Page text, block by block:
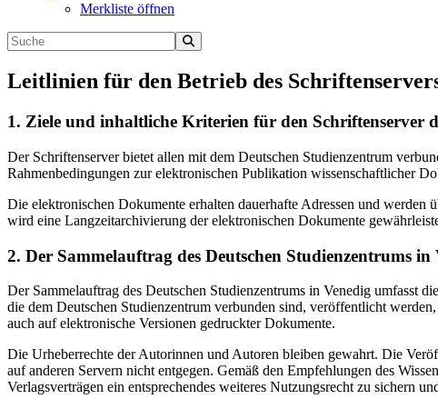
Merkliste öffnen
Leitlinien für den Betrieb des
1. Ziele und inhaltliche Kriterien für den Schriftenserver
Der Schriftenserver bietet allen mit dem Deutschen Studienzentrum
Rahmenbedingungen zur elektronischen Publikation wissenschaftlicher
Die elektronischen Dokumente erhalten dauerhafte Adressen und
wird eine Langzeitarchivierung der elektronischen Dokumente
2. Der Sammelauftrag des Deutschen Studienzentrums
Der Sammelauftrag des Deutschen Studienzentrums in Venedig umfasst
die dem Deutschen Studienzentrum verbunden sind, veröffentlicht
auch auf elektronische Versionen gedruckter Dokumente.
Die Urheberrechte der Autorinnen und Autoren bleiben gewahrt. Die
auf anderen Servern nicht entgegen. Gemäß den Empfehlungen des
Verlagsverträgen ein entsprechendes weiteres Nutzungsrecht zu sichern